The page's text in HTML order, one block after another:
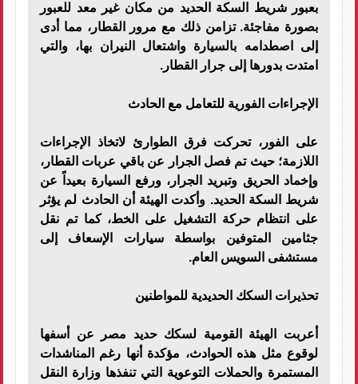
بعبور شريط السكة الحديد من مكان غير معد للعبور
بصورة مفاجئة. تزامن ذلك مع مرور القطار، مما أدى
إلى اصطدامه بالسيارة واشتعال النيران بها، والتي
امتدت بدورها إلى جرار القطار.
​الإجراءات الفورية للتعامل مع الحادث
​على الفور، تحركت فرق الطوارئ لاتخاذ الإجراءات
اللازمة؛ حيث تم فصل الجرار عن باقي عربات القطار،
وإخماد الحريق وتبريد الجرار، ورفع السيارة بعيداً عن
شريط السكة الحديد. وأكدت الهيئة أن الحادث لم يؤثر
على انتظام حركة التشغيل على الخط، كما تم نقل
جثامين المتوفين بواسطة سيارات الإسعاف إلى
مستشفى السويس العام.
​تحذيرات السكك الحديدية للمواطنين
​أعربت الهيئة القومية لسكك حديد مصر عن أسفها
لوقوع مثل هذه الحوادث، مؤكدة أنها رغم المناشدات
المستمرة والحملات التوعوية التي تنفذها وزارة النقل